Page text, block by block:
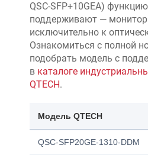
QSC-SFP+10GEA)
поддерживают —
исключительно к
Ознакомиться с полной
подобрать модель с
в каталоге
QTECH.
Модель QTECH
QSC-SFP20GE-1310-DDM